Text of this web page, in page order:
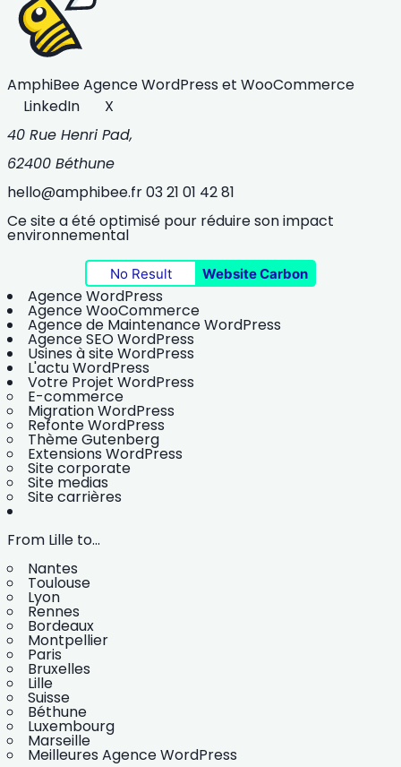
AmphiBeeAgence WordPress et WooCommerce
LinkedIn
X
40 Rue Henri Pad,
62400 Béthune
hello@amphibee.fr03 21 01 42 81
Ce site a été optimisé pour réduire son impact
environnemental
No Result Website Carbon
Agence WordPress
Agence WooCommerce
Agence de Maintenance WordPress
Agence SEO WordPress
Usines à site WordPress
L'actu WordPress
Votre Projet WordPress
E-commerce
Migration WordPress
Refonte WordPress
Thème Gutenberg
Extensions WordPress
Site corporate
Site medias
Site carrières
From Lille to...
Nantes
Toulouse
Lyon
Rennes
Bordeaux
Montpellier
Paris
Bruxelles
Lille
Suisse
Béthune
Luxembourg
Marseille
Meilleures Agence WordPress